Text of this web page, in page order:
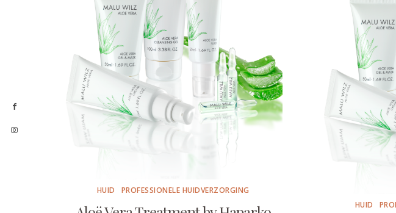
HUID PROFESSIONELE HUIDVERZORGING
HUID